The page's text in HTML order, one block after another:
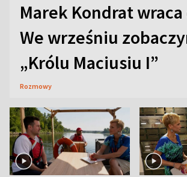
Marek Kondrat wraca
We wrześniu
„Królu Maciusiu I”
Rozmowy